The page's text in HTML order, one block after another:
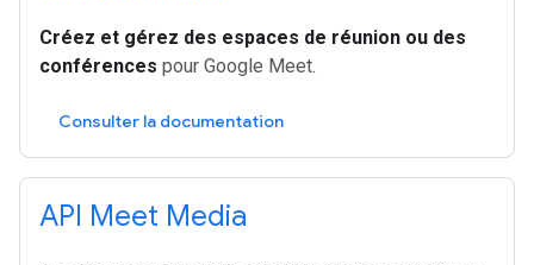
Créez et gérez des espaces de réunion ou des
conférences pour Google Meet.
Consulter la documentation
API Meet Media